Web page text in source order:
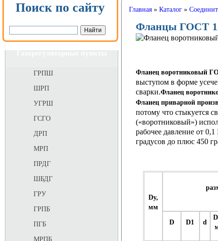
Поиск по сайту
ГРПШ
ШРП
УГРШ
ГСГО
ДРП
МРП
ПРДГ
ШБДГ
ГРУ
ГРПБ
ПГБ
МРПБ
Главная» Каталог»
Фланцы ГОСТ
Фланец воротниковый
выступом в форме
сварки.Фланец
Фланец приварной
потому что стыкуется
(«воротниковый»)
рабочее давление от
градусов до плюс 450
Dу,
мм
D D1 d